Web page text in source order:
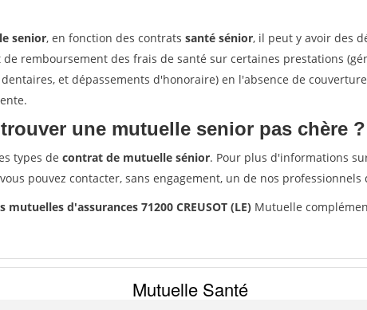
senior, en fonction des contrats santé sénior, il peut y avoir des
remboursement des frais de santé sur certaines prestations
et dépassements d'honoraire) en l'absence de
une mutuelle senior pas chère ?
types de contrat de mutuelle sénior. Pour plus d'informations
pouvez contacter, sans engagement, un de nos professionnels
mutuelles d'assurances 71200 CREUSOT (LE) Mutuelle